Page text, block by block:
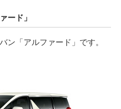
ード」
「アルファード」です。